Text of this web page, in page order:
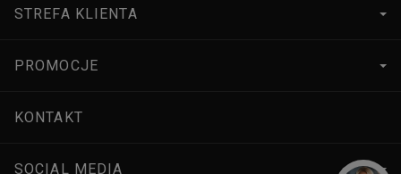
STREFA KLIENTA
PROMOCJE
KONTAKT
SOCIAL MEDIA